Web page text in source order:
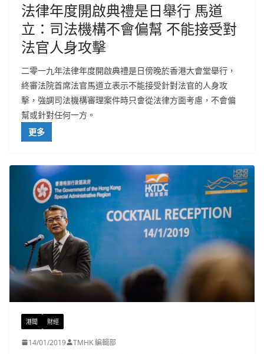
法律年度開啟典禮是日舉行 馬道
立：司法機構不會偏幫 不能接受對
法官人身攻擊
二零一九年法律年度開啟典禮是日傍晚於香港大會堂舉行，
終審法院首席法官馬道立表示不能接受針對法官的人身攻
擊，強調司法機構審理案件時只會從法律方面考慮，不會偏
幫或針對任何一方。
更多
港聞 財經
14/01/2019 TMHK 編輯部